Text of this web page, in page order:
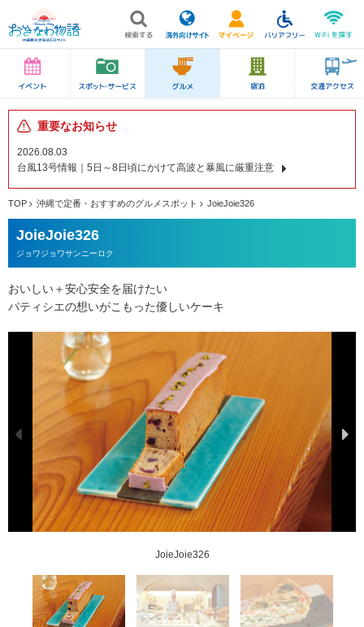
重要なお知らせ
2026.08.03
台風13号情報｜5日～8日頃にかけて高波と暴風に厳重注意
TOP 沖縄で定番・おすすめのグルメスポット JoieJoie326
JoieJoie326
ジョワジョワサンニーロク
おいしい＋安心安全を届けたい
パティシエの想いがこもった優しいケーキ
JoieJoie326
JoieJoie326
JoieJoie326